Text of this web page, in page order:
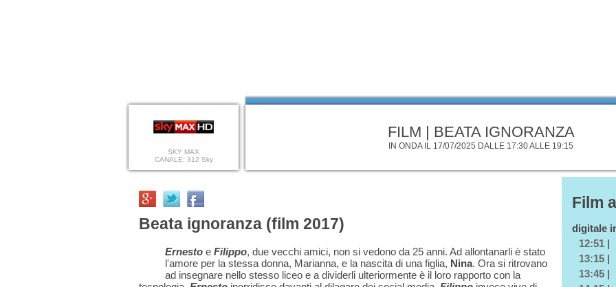
SKY MAX
CANALE: 312 Sky
FILM | BEATA IGNORANZA
IN ONDA IL 17/07/2025 DALLE 17:30 ALLE 19:15
Beata ignoranza (film 2017)
Ernesto e Filippo, due vecchi amici, non si vedono da 25 anni. Ad allontanarli è stato
l'amore per la stessa donna, Marianna, e la nascita di una figlia, Nina. Ora si ritrovano
ad insegnare nello stesso liceo e a dividerli ulteriormente è il loro rapporto con la
Film
digitale
12:51 |
13:15 |
13:45 |